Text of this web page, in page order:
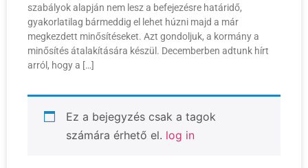
szabályok alapján nem lesz a befejezésre határidő,
gyakorlatilag bármeddig el lehet húzni majd a már
megkezdett minősítéseket. Azt gondoljuk, a kormány a
minősítés átalakítására készül. Decemberben adtunk hírt
arról, hogy a […]
Ez a bejegyzés csak a tagok
számára érhető el. log in